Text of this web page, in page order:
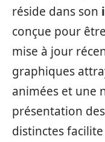
réside dans son
conçue pour
mise à jour
graphiques
animées et une
présentation
distinctes